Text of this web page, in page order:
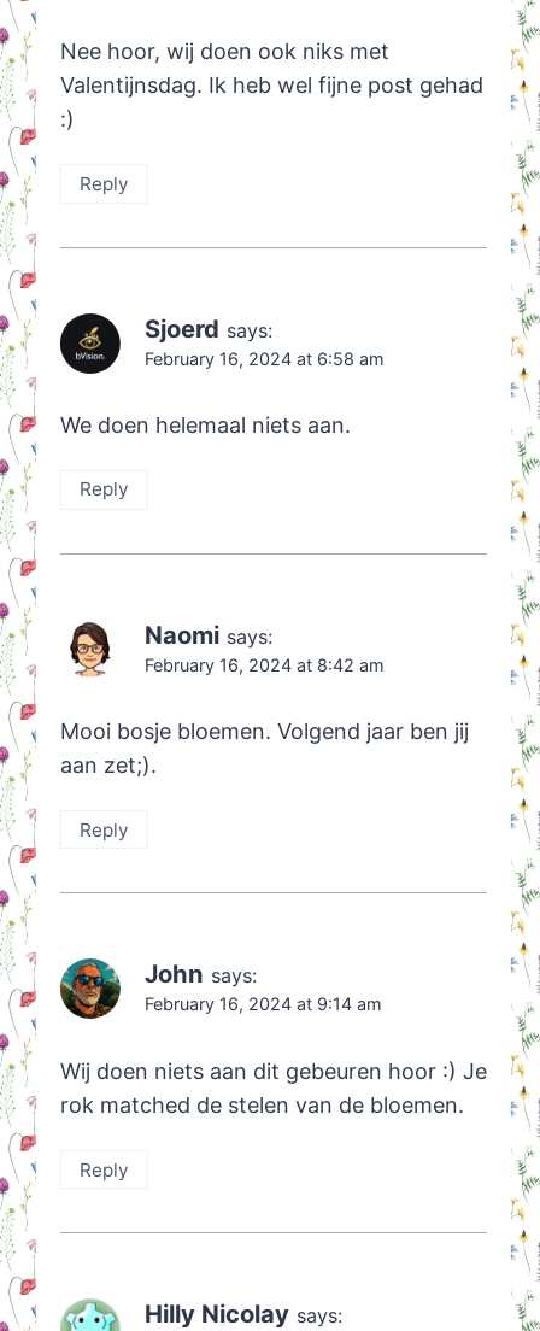
Nee hoor, wij doen ook niks met
Valentijnsdag. Ik heb wel fijne post gehad
:)
Reply
Sjoerd says:
February 16, 2024 at 6:58 am
We doen helemaal niets aan.
Reply
Naomi says:
February 16, 2024 at 8:42 am
Mooi bosje bloemen. Volgend jaar ben jij
aan zet;).
Reply
John says:
February 16, 2024 at 9:14 am
Wij doen niets aan dit gebeuren hoor :) Je
rok matched de stelen van de bloemen.
Reply
Hilly Nicolay says: